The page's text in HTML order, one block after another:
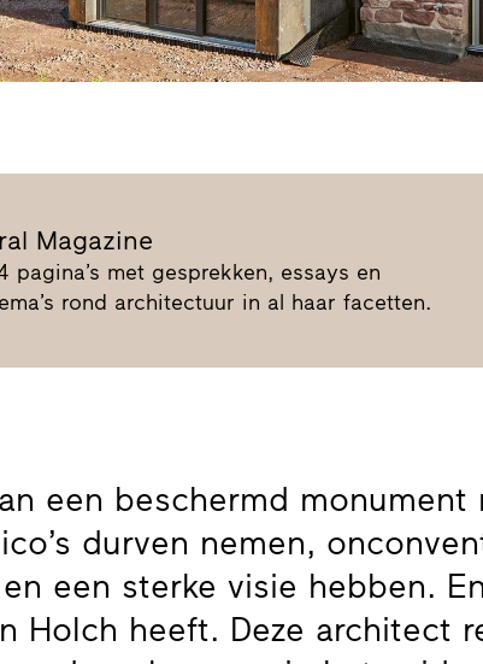
Magazine
pagina’s met gesprekken, essays en
rond architectuur in al haar facetten.
een beschermd monument
durven nemen,
een sterke visie hebben.
Holch heeft. Deze architect